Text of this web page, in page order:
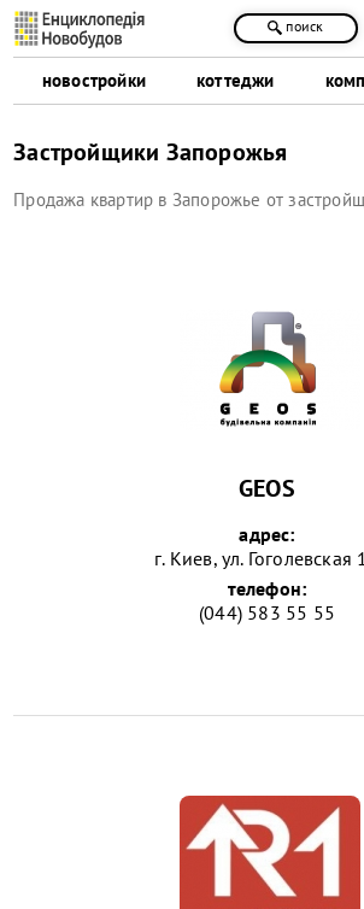
новостройки коттеджи
поиск
Застройщики Запорожья
Продажа квартир в Запорожье от
GEOS
адрес:
г. Киев, ул. Гоголевская
телефон:
(044) 583 55 55